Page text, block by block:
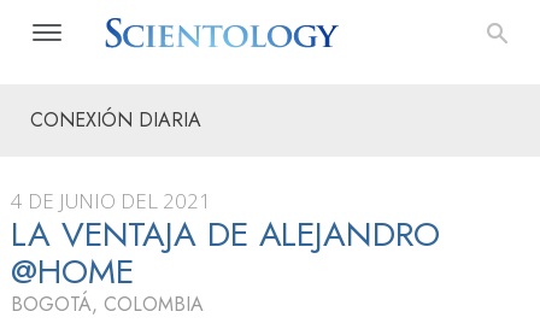
CONEXIÓN DIARIA
4 DE JUNIO DEL 2021
LA VENTAJA DE ALEJANDRO
@HOME
BOGOTÁ, COLOMBIA